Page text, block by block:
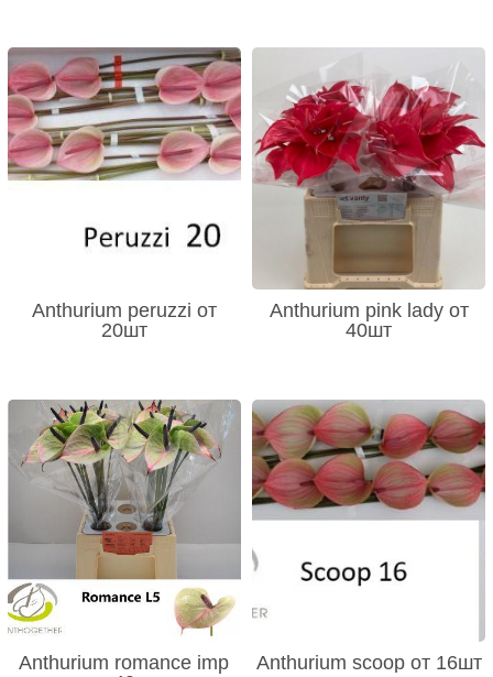
Anthurium peruzzi от
20шт
Anthurium pink lady от
40шт
Anthurium romance imp
Anthurium scoop от 16шт